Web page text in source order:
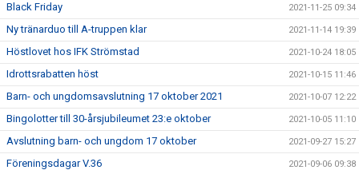
Black Friday 2021-11-25 09:34
Ny tränarduo till A-truppen klar 2021-11-14 19:39
Höstlovet hos IFK Strömstad 2021-10-24 18:05
Idrottsrabatten höst 2021-10-15 11:46
Barn- och ungdomsavslutning 17 oktober 2021 2021-10-07 12:22
Bingolotter till 30-årsjubileumet 23:e oktober 2021-10-05 11:10
Avslutning barn- och ungdom 17 oktober 2021-09-27 15:27
Föreningsdagar V.36 2021-09-06 09:38